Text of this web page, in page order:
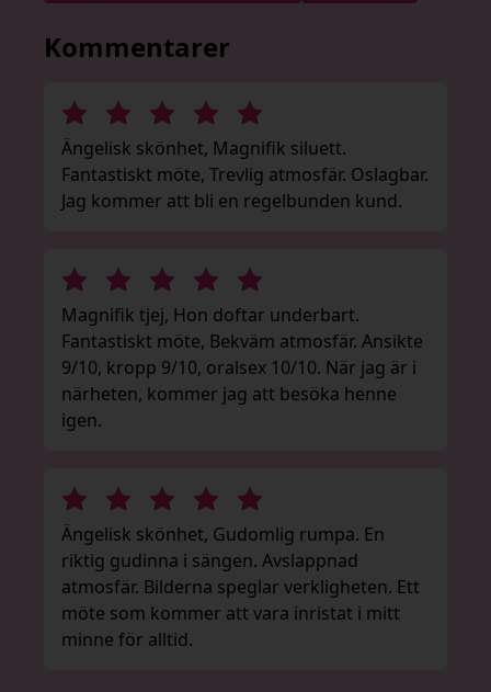
Kommentarer
Ängelisk skönhet, Magnifik siluett.
Fantastiskt möte, Trevlig atmosfär. Oslagbar.
Jag kommer att bli en regelbunden kund.
Magnifik tjej, Hon doftar underbart.
Fantastiskt möte, Bekväm atmosfär. Ansikte
9/10, kropp 9/10, oralsex 10/10. När jag är i
närheten, kommer jag att besöka henne
igen.
Ängelisk skönhet, Gudomlig rumpa. En
riktig gudinna i sängen. Avslappnad
atmosfär. Bilderna speglar verkligheten. Ett
möte som kommer att vara inristat i mitt
minne för alltid.